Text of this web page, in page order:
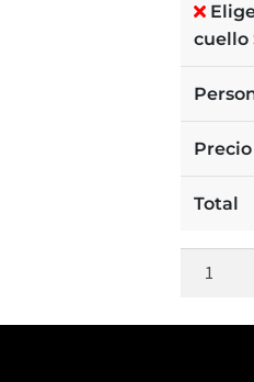
cuello
Total